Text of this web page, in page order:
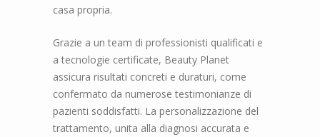
casa propria.
Grazie a un team di professionisti qualificati e
a tecnologie certificate, Beauty Planet
assicura risultati concreti e duraturi, come
confermato da numerose testimonianze di
pazienti soddisfatti. La personalizzazione del
trattamento, unita alla diagnosi accurata e